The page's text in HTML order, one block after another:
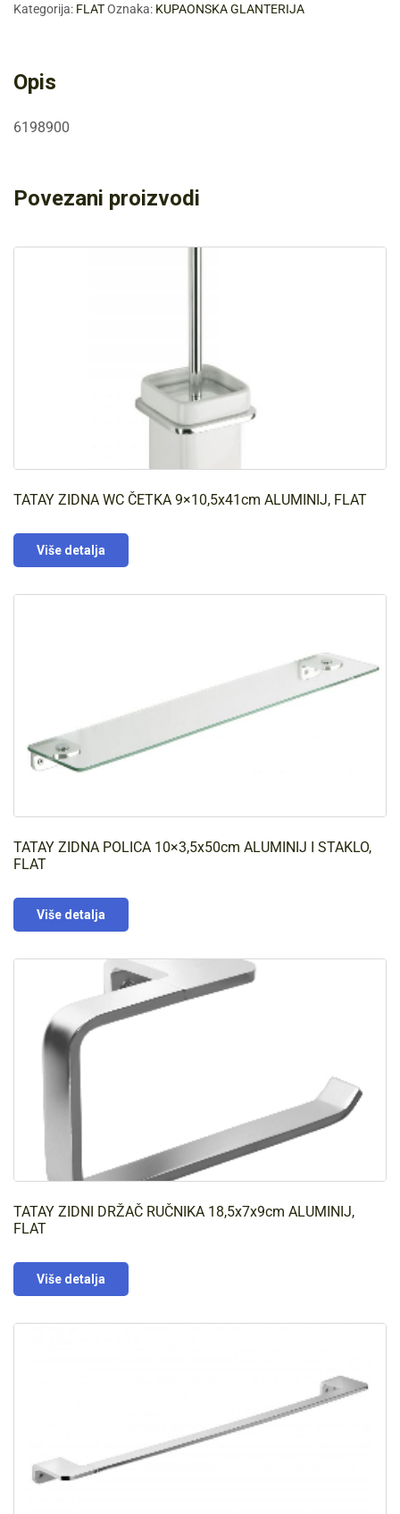
Kategorija: FLATOznaka: KUPAONSKA GLANTERIJA
Opis
6198900
Povezani proizvodi
TATAY ZIDNA WC ČETKA 9×10,5x41cm ALUMINIJ, FLAT
Više detalja
TATAY ZIDNA POLICA 10×3,5x50cm ALUMINIJ I STAKLO,
FLAT
Više detalja
TATAY ZIDNI DRŽAČ RUČNIKA 18,5x7x9cm ALUMINIJ,
FLAT
Više detalja